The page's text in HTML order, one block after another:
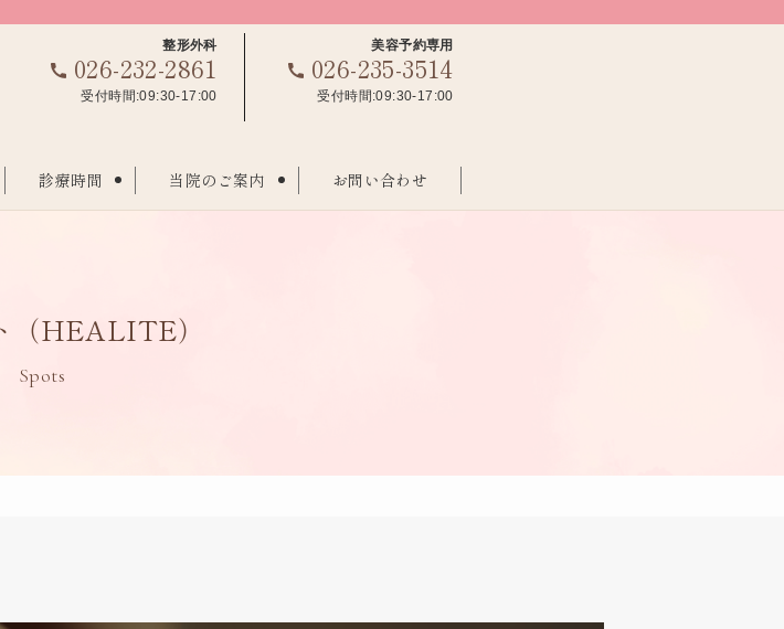
診療時間 当院のご案内 お問い合わせ
整形外科
026-232-2861
受付時間:09:30-17:00
美容予約専用
026-235-3514
受付時間:09:30-17:00
（HEALITE）
Spots